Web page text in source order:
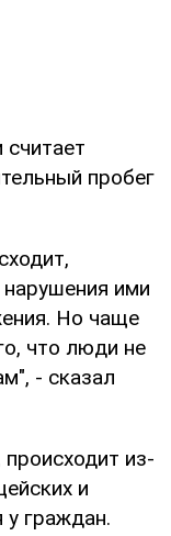
считает
пробег
нарушения ими
Но чаще
что люди не
- сказал
из-
и
у граждан.